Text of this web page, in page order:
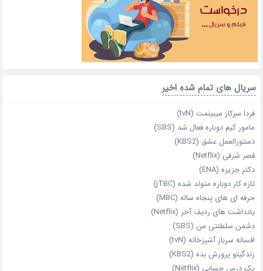
سریال های تمام شده اخیر
فردا سرکار میبینمت (tvN)
مامور کیم دوباره فعال شد (SBS)
دستورالعمل عشق (KBS2)
قصر شرقی (Netflix)
دکتر جزیره (ENA)
تازه‌ کار دوباره‌ متولد شده (jTBC)
حرفه‌ ای‌ های پنجاه‌ ساله (MBC)
یادداشت‌ های ردیف آخر (Netflix)
دشمن سلطنتی من (SBS)
افسانه سرباز آشپزخانه (tvN)
زندگیتو پرورش بده (KBS2)
یک درس حسابی (Netflix)